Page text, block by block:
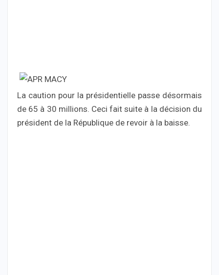
La caution pour la présidentielle passe désormais
de 65 à 30 millions. Ceci fait suite à la décision du
président de la République de revoir à la baisse.